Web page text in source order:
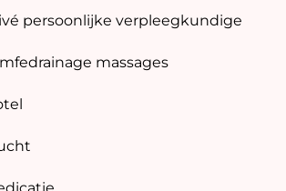
persoonlijke verpleegkundige
massages